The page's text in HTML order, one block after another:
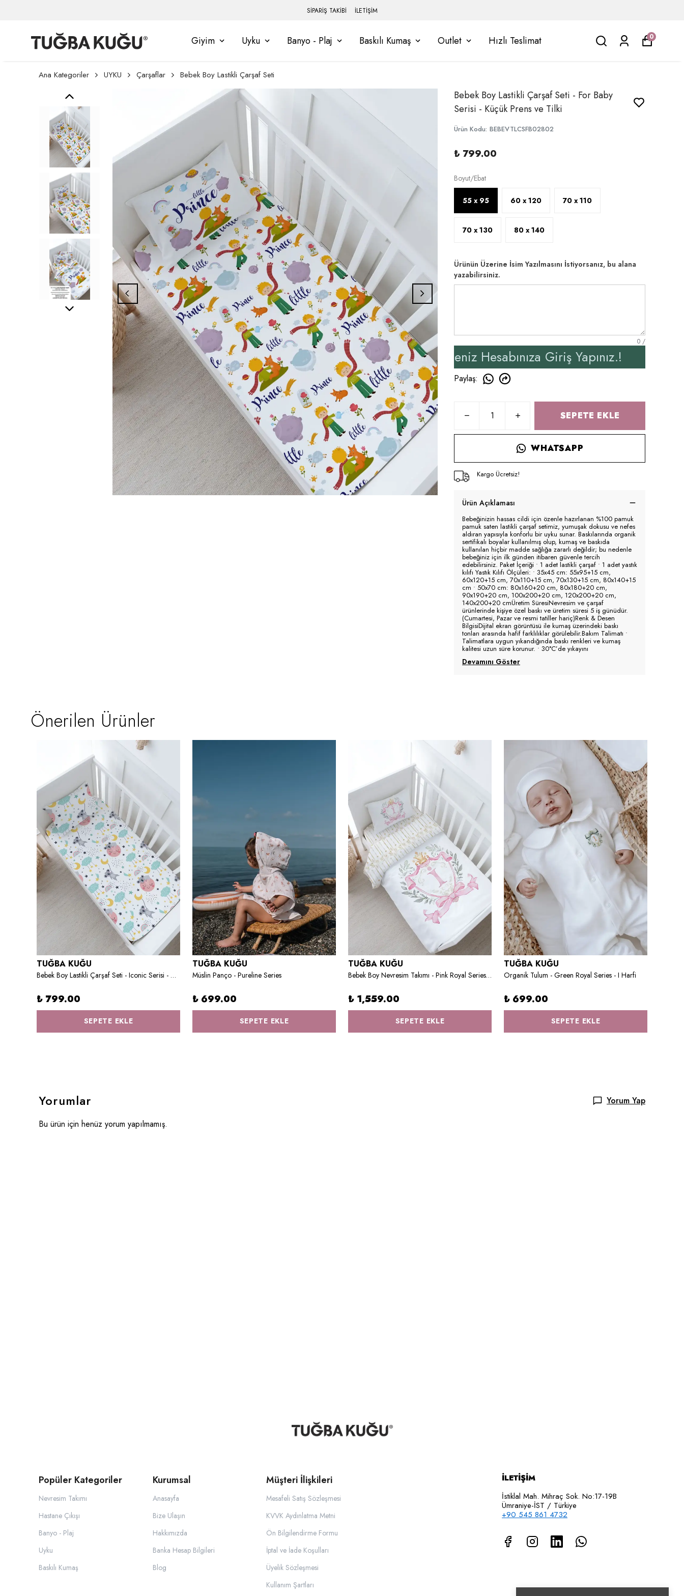
SİPARİŞ TAKİBİ İLETİŞİM
Giyim Uyku Banyo - Plaj Baskılı Kumaş Outlet Hızlı Teslimat 0
Ana Kategoriler UYKU Çarşaflar Bebek Boy Lastikli Çarşaf Seti
Bebek Boy Lastikli Çarşaf Seti - For Baby
Serisi - Küçük Prens ve Tilki
Ürün Kodu: BEBEVTLCSFB02802
₺ 799.00
Boyut/Ebat
55 x 95 60 x 120 70 x 110
70 x 130 80 x 140
Ürünün Üzerine İsim Yazılmasını İstiyorsanız, bu alana
yazabilirsiniz.
0 /
Yararlanmak İçin Üyelik İşleminizi Tamamlayınız, Üye İseniz Hesabınıza Giriş Yapınız.!
Paylaş:
SEPETE EKLE
WHATSAPP
Kargo Ücretsiz!
Ürün Açıklaması
Bebeğinizin hassas cildi için özenle hazırlanan %100 pamuk
pamuk saten lastikli çarşaf setimiz, yumuşak dokusu ve nefes
aldıran yapısıyla konforlu bir uyku sunar. Baskılarında organik
sertifikalı boyalar kullanılmış olup, kumaş ve baskıda
kullanılan hiçbir madde sağlığa zararlı değildir; bu nedenle
bebeğiniz için ilk günden itibaren güvenle tercih
edebilirsiniz. Paket İçeriği • 1 adet lastikli çarşaf • 1 adet yastık
kılıfı Yastık Kılıfı Ölçüleri: • 35x45 cm: 55x95+15 cm,
60x120+15 cm, 70x110+15 cm, 70x130+15 cm, 80x140+15
cm • 50x70 cm: 80x160+20 cm, 80x180+20 cm,
90x190+20 cm, 100x200+20 cm, 120x200+20 cm,
140x200+20 cmÜretim SüresiNevresim ve çarşaf
ürünlerinde kişiye özel baskı ve üretim süresi 5 iş günüdür.
(Cumartesi, Pazar ve resmi tatiller hariç)Renk & Desen
BilgisiDijital ekran görüntüsü ile kumaş üzerindeki baskı
tonları arasında hafif farklılıklar görülebilir.Bakım Talimatı •
Talimatlara uygun yıkandığında baskı renkleri ve kumaş
kalitesi uzun süre korunur. • 30°C’de yıkayını
Devamını Göster
Önerilen Ürünler
TUĞBA KUĞU
Bebek Boy Lastikli Çarşaf Seti - Iconic Serisi - Uykucu Koala
₺ 799.00
SEPETE EKLE
TUĞBA KUĞU
Müslin Panço - Pureline Series
₺ 699.00
SEPETE EKLE
TUĞBA KUĞU
Bebek Boy Nevresim Takımı - Pink Royal Series - İ Harfi
₺ 1,559.00
SEPETE EKLE
TUĞBA KUĞU
Organik Tulum - Green Royal Series - I Harfi
₺ 699.00
SEPETE EKLE
Yorumlar
Yorum Yap
Bu ürün için henüz yorum yapılmamış.
Popüler Kategoriler
Nevresim Takımı
Hastane Çıkışı
Banyo - Plaj
Uyku
Baskılı Kumaş
Kurumsal
Anasayfa
Bize Ulaşın
Hakkımızda
Banka Hesap Bilgileri
Blog
Müşteri İlişkileri
Mesafeli Satış Sözleşmesi
KVVK Aydınlatma Metni
Ön Bilgilendirme Formu
İptal ve İade Koşulları
Üyelik Sözleşmesi
Kullanım Şartları
İLETİŞİM
İstiklal Mah. Mihraç Sok. No:17-19B
Ümraniye-İST / Türkiye
+90 545 861 4732